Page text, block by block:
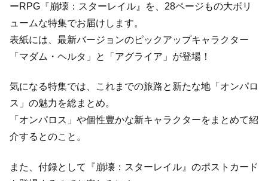
ーRPG『崩壊：スターレイル』を、28ページもの大ボリ
ュームな特集でお届けします。
表紙には、最新バージョンのピックアップキャラクター
「マダム・ヘルタ」と「アグライア」が登場！
気になる特集では、これまでの旅路と新たな地「オンパロ
ス」の魅力を総まとめ。
「オンパロス」や個性豊かな新キャラクターをまとめて紹
介するとのこと。
また、付録として『崩壊：スターレイル』のポストカード